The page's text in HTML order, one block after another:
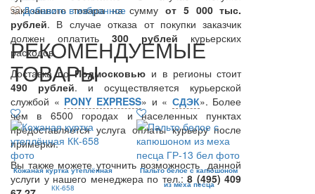
заказанного товара на суммуот 5 000 тыс.
рублей. В случае отказа от покупки заказчик
должен оплатить300 рублей курьерских
расходов.
Доставка поПодмосковью и в регионы стоит
490 рублей. и осуществляется курьерской
службой « PONY EXPRESS» и « СДЭК». Более
чем в 6500 городах и населенных пунктах
предоставляется услуга оплаты курьеру после
примерки.
Вы также можете уточнить возможность данной
услуги у нашего менеджера по тел.:8 (495) 409
Добавить в избранное
РЕКОМЕНДУЕМЫЕ
ТОВАРЫ
Кожаная куртка утеплённая
КК-658
Пальто белое с капюшоном
из меха песца